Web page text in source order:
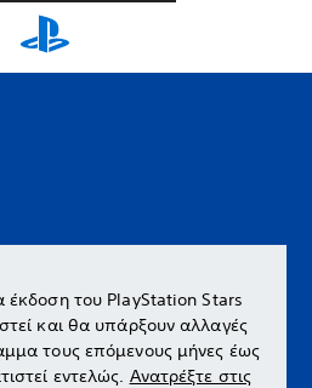
έκδοση του PlayStation Stars
και θα υπάρξουν αλλαγές
τους επόμενους μήνες έως
εντελώς. Ανατρέξτε στις